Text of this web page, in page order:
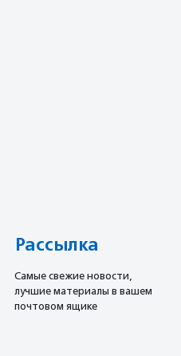
Рассылка
Cамые свежие новости,
лучшие материалы в вашем
почтовом ящике